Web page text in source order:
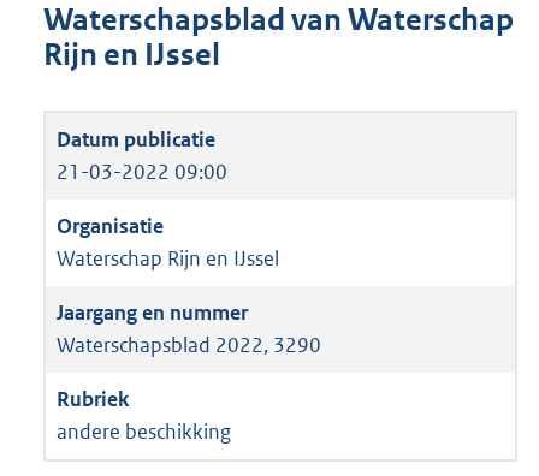
Waterschapsblad van Waterschap
Rijn en IJssel
21-03-2022 09:00
Waterschap Rijn en IJssel
Waterschapsblad 2022, 3290
andere beschikking